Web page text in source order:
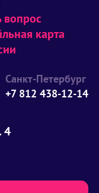
вопрос
карта
Санкт-Петербург
+7 812 438-12-14
4